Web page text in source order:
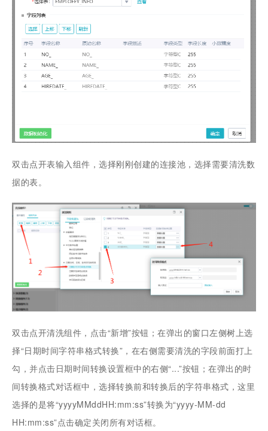
双击点开表输入组件，选择刚刚创建的连接池，选择需要清洗数
据的表。
双击点开清洗组件，点击“新增”按钮；在弹出的窗口左侧树上选
择“日期时间字符串格式转换”，在右侧需要清洗的字段前面打上
勾，并点击日期时间转换设置框中的右侧“...”按钮；在弹出的时
间转换格式对话框中，选择转换前和转换后的字符串格式，这里
选择的是将“yyyyMMddHH:mm:ss”转换为“yyyy-MM-dd
HH:mm:ss”点击确定关闭所有对话框。